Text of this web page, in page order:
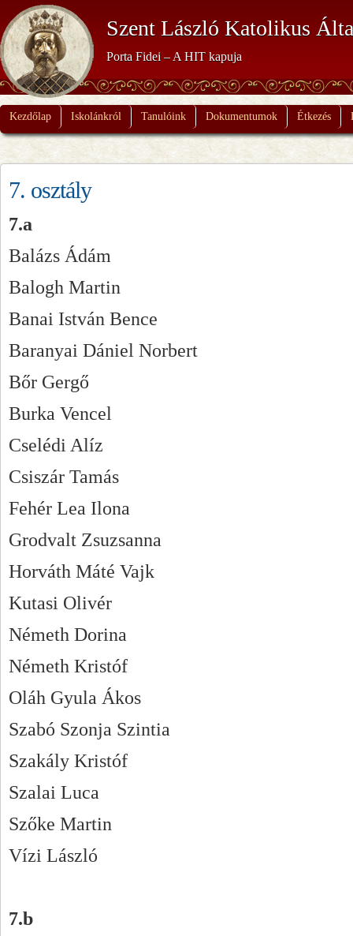
Szent László Katolikus
Porta Fidei – A HIT kapuja
Kezdőlap Iskolánkról Tanulóink Dokumentumok Étkezés
7. osztály
7.a
Balázs Ádám
Balogh Martin
Banai István Bence
Baranyai Dániel Norbert
Bőr Gergő
Burka Vencel
Cselédi Alíz
Csiszár Tamás
Fehér Lea Ilona
Grodvalt Zsuzsanna
Horváth Máté Vajk
Kutasi Olivér
Németh Dorina
Németh Kristóf
Oláh Gyula Ákos
Szabó Szonja Szintia
Szakály Kristóf
Szalai Luca
Szőke Martin
Vízi László
7.b